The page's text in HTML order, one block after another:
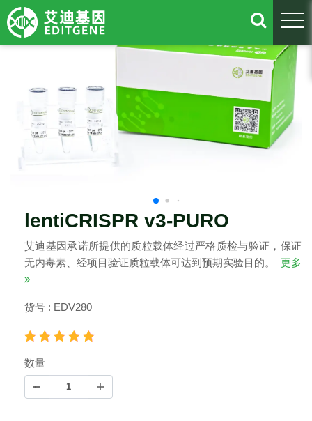
lentiCRISPR v3-PURO
艾迪基因承诺所提供的质粒载体经过严格质检与验证，保证
无内毒素、经项目验证质粒载体可达到预期实验目的。
更多
货号 : EDV280
数量